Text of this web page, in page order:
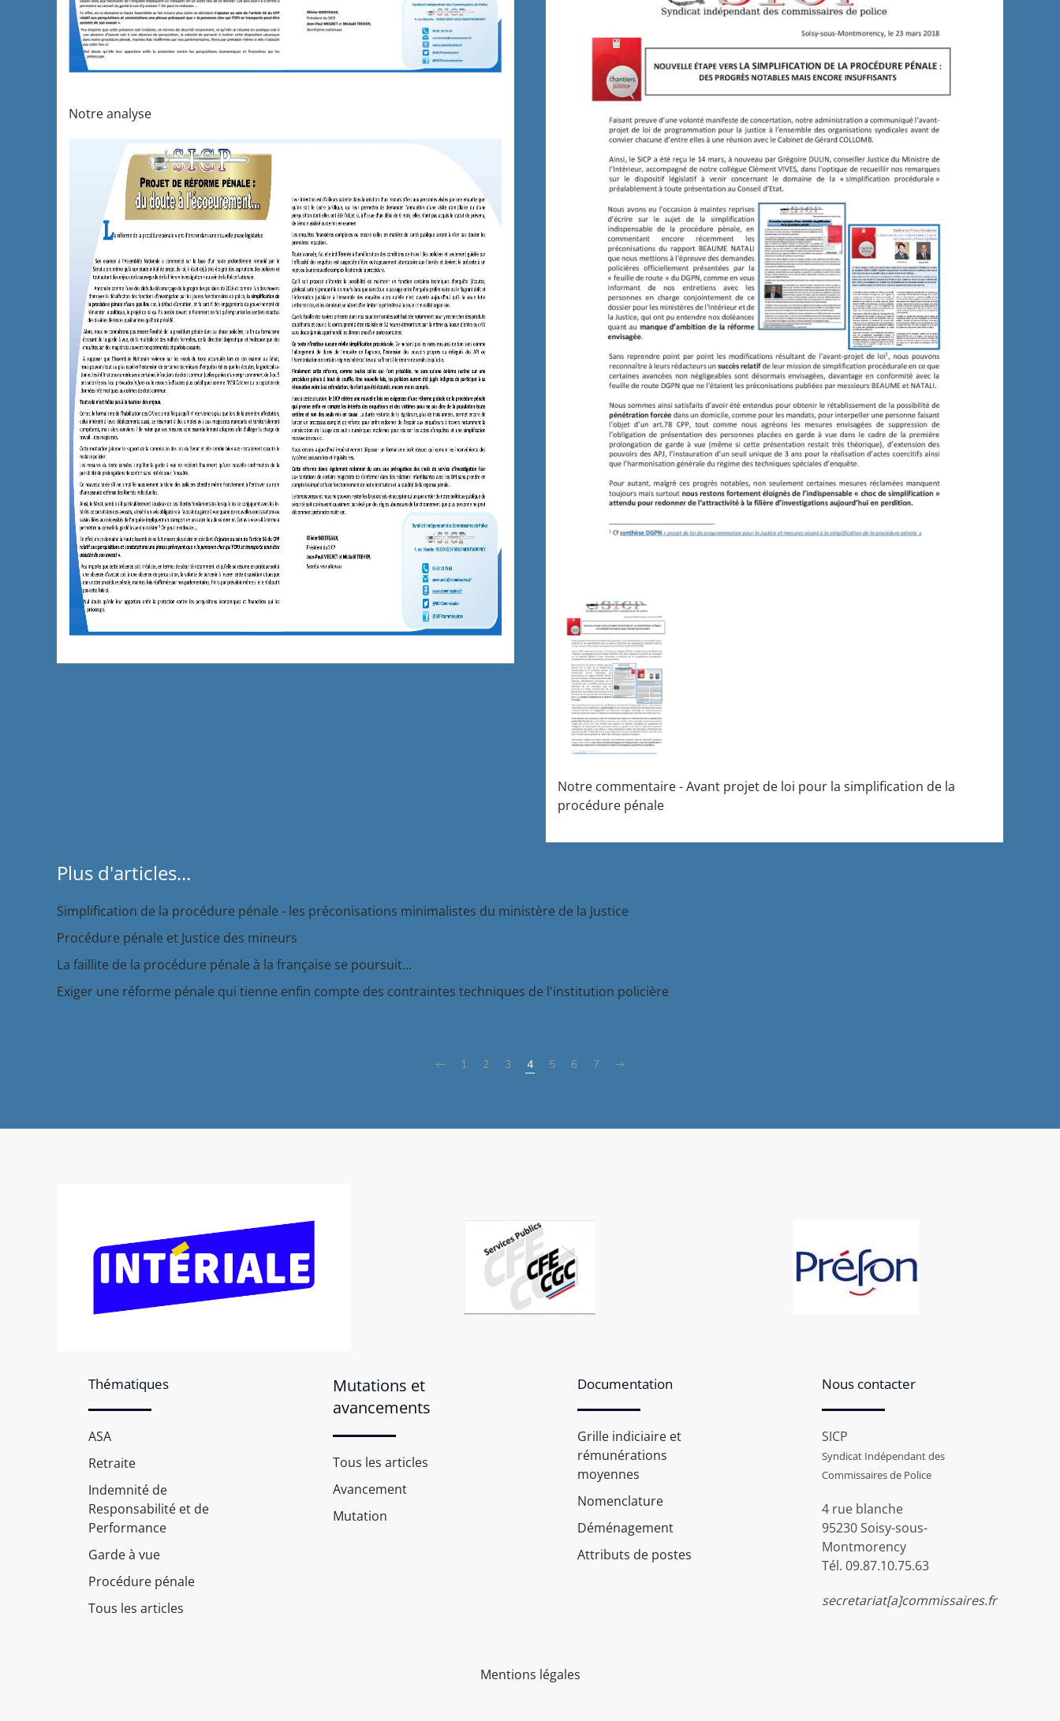
Notre analyse
Notre commentaire - Avant projet de loi pour la simplification de la
procédure pénale
Plus d'articles...
Simplification de la procédure pénale - les préconisations minimalistes du ministère de la Justice
Procédure pénale et Justice des mineurs
La faillite de la procédure pénale à la française se poursuit...
Exiger une réforme pénale qui tienne enfin compte des contraintes techniques de l'institution policière
1 2 3 4 5 6 7
Thématiques
ASA
Retraite
Indemnité de
Responsabilité et de
Performance
Garde à vue
Procédure pénale
Tous les articles
Mutations et
avancements
Tous les articles
Avancement
Mutation
Documentation
Grille indiciaire et
rémunérations
moyennes
Nomenclature
Déménagement
Attributs de postes
Nous contacter
SICP
Syndicat Indépendant des
Commissaires de Police
4 rue blanche
95230 Soisy-sous-
Montmorency
Tél. 09.87.10.75.63
secretariat[a]commissaires.fr
Mentions légales